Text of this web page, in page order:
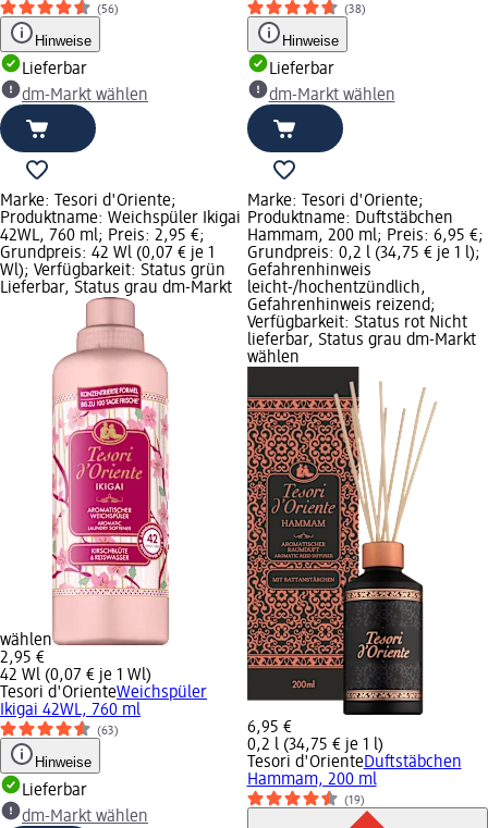
(56)
Hinweise
Lieferbar
dm-Markt wählen
(38)
Hinweise
Lieferbar
dm-Markt wählen
Marke: Tesori d'Oriente;
Produktname: Weichspüler Ikigai
42WL, 760 ml; Preis: 2,95 €;
Grundpreis: 42 Wl (0,07 € je 1
Wl); Verfügbarkeit: Status grün
Lieferbar, Status grau dm-Markt
wählen
2,95 €
42 Wl (0,07 € je 1 Wl)
Tesori d'OrienteWeichspüler
Ikigai 42WL, 760 ml
(63)
Hinweise
Lieferbar
dm-Markt wählen
Marke: Tesori d'Oriente;
Produktname: Duftstäbchen
Hammam, 200 ml; Preis: 6,95 €;
Grundpreis: 0,2 l (34,75 € je 1 l);
Gefahrenhinweis
leicht-/hochentzündlich,
Gefahrenhinweis reizend;
Verfügbarkeit: Status rot Nicht
lieferbar, Status grau dm-Markt
wählen
6,95 €
0,2 l (34,75 € je 1 l)
Tesori d'OrienteDuftstäbchen
Hammam, 200 ml
(19)